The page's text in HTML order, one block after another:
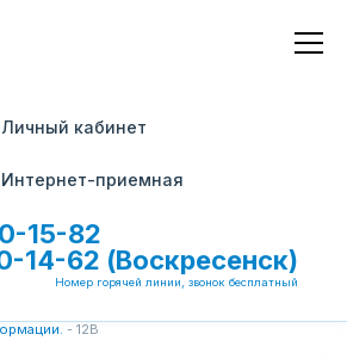
Личный кабинет
Интернет-приемная
550-15-82
14-62 (Воскресенск)
Номер горячей линии, звонок бесплатный
- 12В